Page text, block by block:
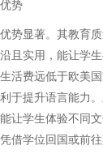
势
势显著。其教育
且实用，能让学
活费远低于欧美
于提升语言能力
让学生体验不同
借学位回国或前